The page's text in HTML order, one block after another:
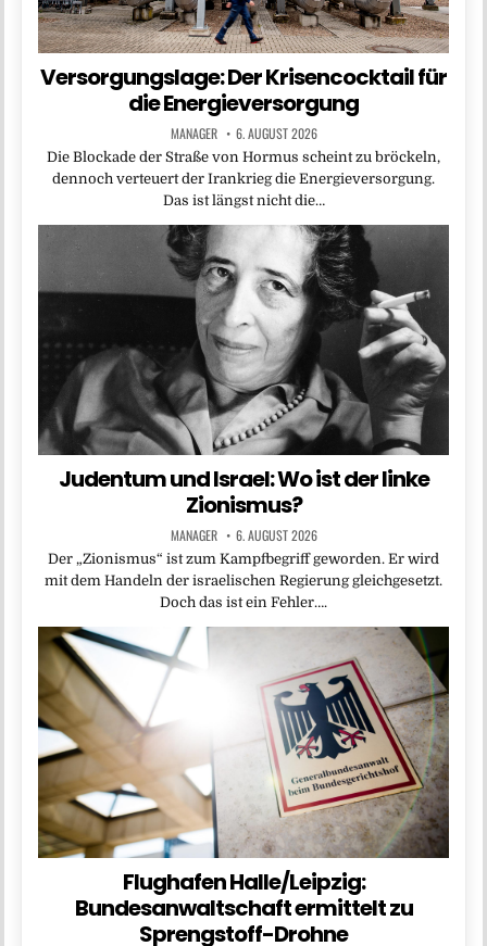
Versorgungslage: Der Krisencocktail für
die Energieversorgung
MANAGER 6. AUGUST 2026
Die Blockade der Straße von Hormus scheint zu bröckeln,
dennoch verteuert der Irankrieg die Energieversorgung.
Das ist längst nicht die…
Judentum und Israel: Wo ist der linke
Zionismus?
MANAGER 6. AUGUST 2026
Der „Zionismus“ ist zum Kampfbegriff geworden. Er wird
mit dem Handeln der israelischen Regierung gleichgesetzt.
Doch das ist ein Fehler….
Flughafen Halle/Leipzig:
Bundesanwaltschaft ermittelt zu
Sprengstoff-Drohne